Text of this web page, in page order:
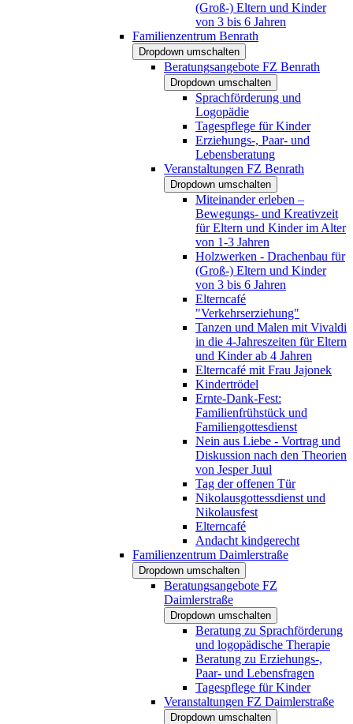
(Groß-) Eltern und Kinder
von 3 bis 6 Jahren
Familienzentrum Benrath
Dropdown umschalten
Beratungsangebote FZ Benrath
Dropdown umschalten
Sprachförderung und
Logopädie
Tagespflege für Kinder
Erziehungs-, Paar- und
Lebensberatung
Veranstaltungen FZ Benrath
Dropdown umschalten
Miteinander erleben –
Bewegungs- und Kreativzeit
für Eltern und Kinder im Alter
von 1-3 Jahren
Holzwerken - Drachenbau für
(Groß-) Eltern und Kinder
von 3 bis 6 Jahren
Elterncafé
"Verkehrserziehung"
Tanzen und Malen mit Vivaldi
in die 4-Jahreszeiten für Eltern
und Kinder ab 4 Jahren
Elterncafé mit Frau Jajonek
Kindertrödel
Ernte-Dank-Fest:
Familienfrühstück und
Familiengottesdienst
Nein aus Liebe - Vortrag und
Diskussion nach den Theorien
von Jesper Juul
Tag der offenen Tür
Nikolausgottessdienst und
Nikolausfest
Elterncafé
Andacht kindgerecht
Familienzentrum Daimlerstraße
Dropdown umschalten
Beratungsangebote FZ
Daimlerstraße
Dropdown umschalten
Beratung zu Sprachförderung
und logopädische Therapie
Beratung zu Erziehungs-,
Paar- und Lebensfragen
Tagespflege für Kinder
Veranstaltungen FZ Daimlerstraße
Dropdown umschalten